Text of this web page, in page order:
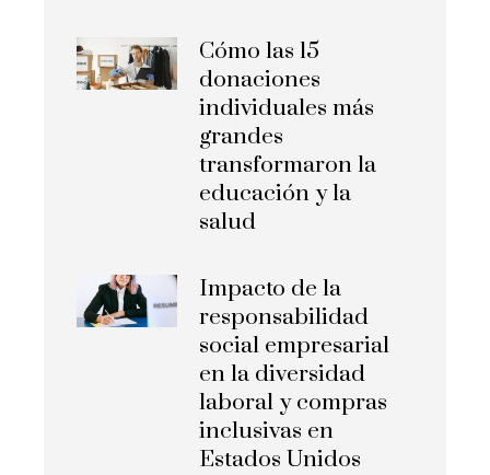
Cómo las 15
donaciones
individuales más
grandes
transformaron la
educación y la
salud
Impacto de la
responsabilidad
social empresarial
en la diversidad
laboral y compras
inclusivas en
Estados Unidos